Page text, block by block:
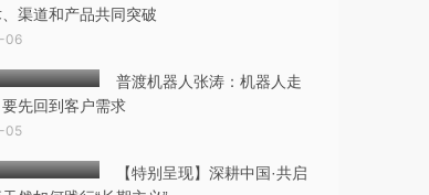
渠道和产品共同突破
06
普渡机器人张涛：机器人走
先回到客户需求
05
【特别呈现】深耕中国·共启